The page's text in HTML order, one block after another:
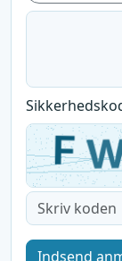
Indsend